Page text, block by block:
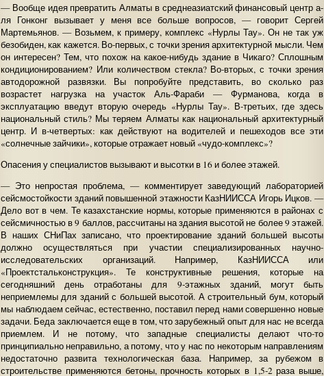
— Вообще идея превратить Алматы в среднеазиатский финансовый центр а-
ля Гонконг вызывает у меня все больше вопросов, — говорит Сергей
Мартемьянов. — Возьмем, к примеру, комплекс «Нурлы Тау». Он не так уж
безобиден, как кажется. Во-первых, с точки зрения архитектурной мысли. Чем
он интересен? Тем, что похож на какое-нибудь здание в Чикаго? Сплошным
кондиционированием? Или количеством стекла? Во-вторых, с точки зрения
автодорожной развязки. Вы попробуйте представить, во сколько раз
возрастет нагрузка на участок Аль-Фараби — Фурманова, когда в
эксплуатацию введут вторую очередь «Нурлы Тау». В-третьих, где здесь
национальный стиль? Мы теряем Алматы как национальный архитектурный
центр. И в-четвертых: как действуют на водителей и пешеходов все эти
«солнечные зайчики», которые отражает новый «чудо-комплекс»?
Опасения у специалистов вызывают и высотки в 16 и более этажей.
— Это непростая проблема, — комментирует заведующий лабораторией
сейсмостойкости зданий повышенной этажности КазНИИССА Игорь Ицков. —
Дело вот в чем. Те казахстанские нормы, которые применяются в районах с
сейсмичностью в 9 баллов, рассчитаны на здания высотой не более 9 этажей.
В наших СНиПах записано, что проектирование зданий большей высоты
должно осуществляться при участии специализированных научно-
исследовательских организаций. Например, КазНИИССА или
«Проектстальконструкция». Те конструктивные решения, которые на
сегодняшний день отработаны для 9-этажных зданий, могут быть
неприемлемы для зданий с большей высотой. А строительный бум, который
мы наблюдаем сейчас, естественно, поставил перед нами совершенно новые
задачи. Беда заключается еще в том, что зарубежный опыт для нас не всегда
приемлем. И не потому, что западные специалисты делают что-то
принципиально неправильно, а потому, что у нас по некоторым направлениям
недостаточно развита технологическая база. Например, за рубежом в
строительстве применяются бетоны, прочность которых в 1,5-2 раза выше,